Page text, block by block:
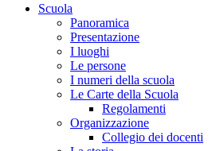
Scuola
Panoramica
Presentazione
I luoghi
Le persone
I numeri della scuola
Le Carte della Scuola
Regolamenti
Organizzazione
Collegio dei docenti